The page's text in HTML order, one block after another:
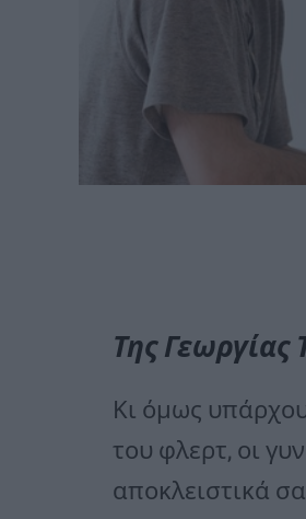
Της Γεωργίας
Κι όμως
του φλερτ, οι
αποκλειστικά